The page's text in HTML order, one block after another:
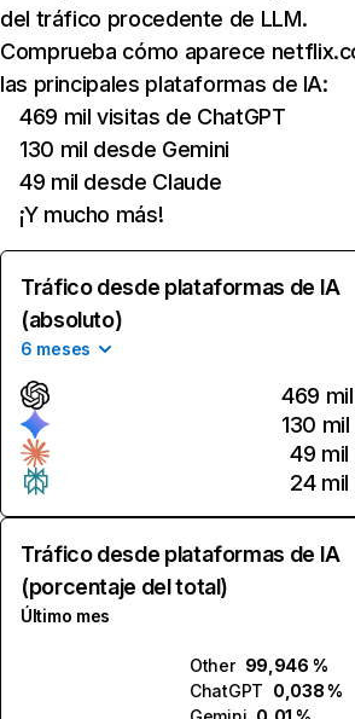
del tráfico procedente de LLM.
Comprueba cómo aparece
las principales plataformas de IA:
469 mil visitas de ChatGPT
130 mil desde Gemini
49 mil desde Claude
¡Y mucho más!
Tráfico desde plataformas de IA
(absoluto)
6 meses
469 mil
130 mil
49 mil
24 mil
Tráfico desde plataformas de IA
(porcentaje del total)
Último mes
Other 99,946 %
ChatGPT 0,038 %